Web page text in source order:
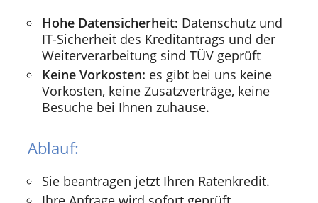
Hohe Datensicherheit: Datenschutz und
IT-Sicherheit des Kreditantrags und der
Weiterverarbeitung sind TÜV geprüft
Keine Vorkosten: es gibt bei uns keine
Vorkosten, keine Zusatzverträge, keine
Besuche bei Ihnen zuhause.
Ablauf:
Sie beantragen jetzt Ihren Ratenkredit.